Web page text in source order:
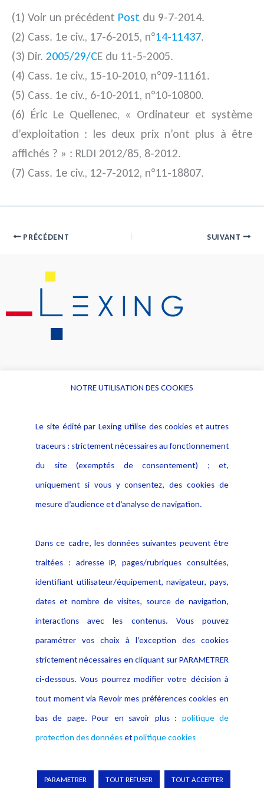
(1) Voir un précédent Post du 9-7-2014.
(2) Cass. 1e civ., 17-6-2015, n°14-11437.
(3) Dir. 2005/29/CE du 11-5-2005.
(4) Cass. 1e civ., 15-10-2010, n°09-11161.
(5) Cass. 1e civ., 6-10-2011, n°10-10800.
(6) Éric Le Quellenec, « Ordinateur et système
d’exploitation : les deux prix n’ont plus à être
affichés ? » : RLDI 2012/85, 8-2012.
(7) Cass. 1e civ., 12-7-2012, n°11-18807.
PRÉCÉDENT SUIVANT
Alerte professionnelle
Déclaration d'accessibilité
Notice Légale
Politique de protection des
données
Publications
Copyright © 2026 Lexing
NOTRE UTILISATION DES COOKIES
Le site édité par Lexing utilise des cookies et autres
traceurs : strictement nécessaires au fonctionnement
du site (exemptés de consentement) ; et,
uniquement si vous y consentez, des cookies de
mesure d’audience et d’analyse de navigation.
Dans ce cadre, les données suivantes peuvent être
traitées : adresse IP, pages/rubriques consultées,
identifiant utilisateur/équipement, navigateur, pays,
dates et nombre de visites, source de navigation,
interactions avec les contenus. Vous pouvez
paramétrer vos choix à l’exception des cookies
strictement nécessaires en cliquant sur PARAMETRER
ci-dessous. Vous pourrez modifier votre décision à
tout moment via Revoir mes préférences cookies en
bas de page. Pour en savoir plus : politique de
protection des donnéesetpolitique cookies
PARAMETRER TOUT REFUSER TOUT ACCEPTER